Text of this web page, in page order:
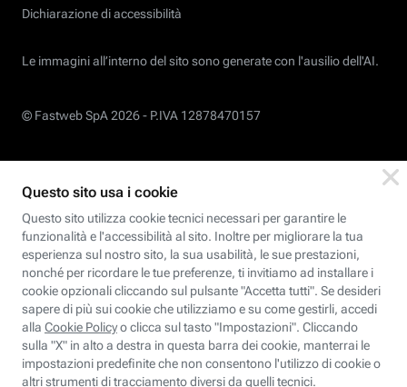
Dichiarazione di accessibilità
Le immagini all’interno del sito sono generate con l'ausilio dell'AI.
© Fastweb SpA 2026 - P.IVA 12878470157